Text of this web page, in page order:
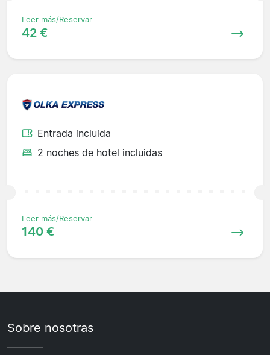
Leer más/Reservar
42 €
Entrada incluida
2 noches de hotel incluidas
Leer más/Reservar
140 €
Sobre nosotras